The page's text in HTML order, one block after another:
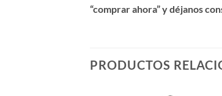
“comprar ahora” y déjanos
PRODUCTOS